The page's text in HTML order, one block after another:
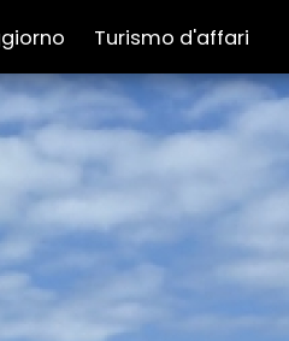
Turismo d'affari